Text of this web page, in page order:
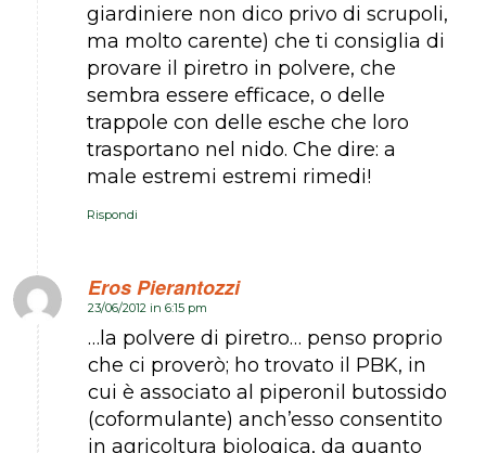
giardiniere non dico privo di scrupoli,
ma molto carente) che ti consiglia di
provare il piretro in polvere, che
sembra essere efficace, o delle
trappole con delle esche che loro
trasportano nel nido. Che dire: a
male estremi estremi rimedi!
Rispondi
Eros Pierantozzi
dice:
23/06/2012 in 6:15 pm
…la polvere di piretro… penso proprio
che ci proverò; ho trovato il PBK, in
cui è associato al piperonil butossido
(coformulante) anch’esso consentito
in agricoltura biologica, da quanto